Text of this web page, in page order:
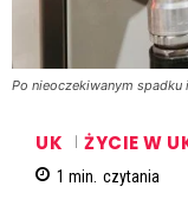
Po nieoczekiwanym
UK ŻYCIE W
1 min. czytania